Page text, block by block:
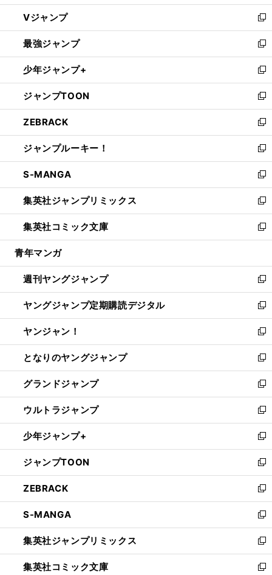
ウ
ィ
ン
ド
ウ
で
開
く
し
い
ウ
ィ
ン
ド
ウ
で
開
く
Vジャンプ
新
し
い
ウ
ィ
ン
ド
ウ
で
開
く
最強ジャンプ
新
し
い
ウ
ィ
ン
ド
ウ
で
開
く
少年ジャンプ+
新
し
い
ウ
ィ
ン
ド
ウ
で
開
く
ジャンプTOON
新
し
い
ウ
ィ
ン
ド
ウ
で
開
く
ZEBRACK
新
し
い
ウ
ィ
ン
ド
ウ
で
開
ジャンプルーキー！
新
し
い
ウ
ィ
ン
ド
ウ
開
く
S-MANGA
新
し
い
ウ
ィ
ン
ウ
で
開
く
集英社ジャンプリミックス
新
し
い
ウ
ン
ド
ウ
で
開
く
集英社コミック文庫
新
し
ウ
ィ
ン
ド
ウ
で
開
く
青年マンガ
週刊ヤングジャンプ
新
し
い
ウ
ィ
ン
ド
ウ
で
開
く
ヤングジャンプ定期購読デジタル
新
し
い
ウ
ィ
ン
ド
ウ
で
開
く
ヤンジャン！
新
し
い
ウ
ィ
ン
ド
ウ
で
開
く
となりのヤングジャンプ
新
し
い
ウ
ィ
ン
ド
ウ
で
開
く
グランドジャンプ
新
し
い
ウ
ィ
ン
ド
ウ
で
開
く
ウルトラジャンプ
新
し
い
ウ
ィ
ン
ド
ウ
で
開
く
少年ジャンプ+
新
し
い
ウ
ィ
ン
ド
ウ
で
開
く
ジャンプTOON
新
し
い
ウ
ィ
ン
ド
ウ
で
ZEBRACK
新
し
い
ウ
ィ
ン
ド
S-MANGA
新
し
い
ウ
ィ
集英社ジャンプリミックス
新
し
い
集英社コミック文庫 新